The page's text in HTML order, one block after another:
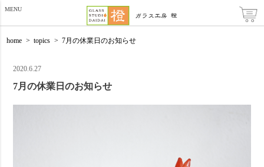
MENU
home > topics > 7月の休業日のお知らせ
2020.6.27
7月の休業日のお知らせ